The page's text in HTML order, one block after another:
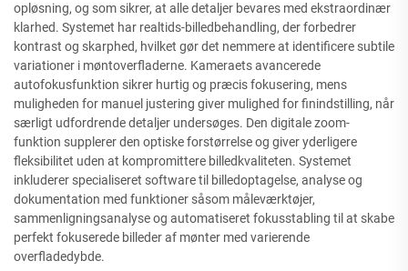
opløsning, og som sikrer, at alle detaljer bevares med ekstraordinær
klarhed. Systemet har realtids-billedbehandling, der forbedrer
kontrast og skarphed, hvilket gør det nemmere at identificere subtile
variationer i møntoverfladerne. Kameraets avancerede
autofokusfunktion sikrer hurtig og præcis fokusering, mens
muligheden for manuel justering giver mulighed for finindstilling, når
særligt udfordrende detaljer undersøges. Den digitale zoom-
funktion supplerer den optiske forstørrelse og giver yderligere
fleksibilitet uden at kompromittere billedkvaliteten. Systemet
inkluderer specialiseret software til billedoptagelse, analyse og
dokumentation med funktioner såsom måleværktøjer,
sammenligningsanalyse og automatiseret fokusstabling til at skabe
perfekt fokuserede billeder af mønter med varierende
overfladedybde.